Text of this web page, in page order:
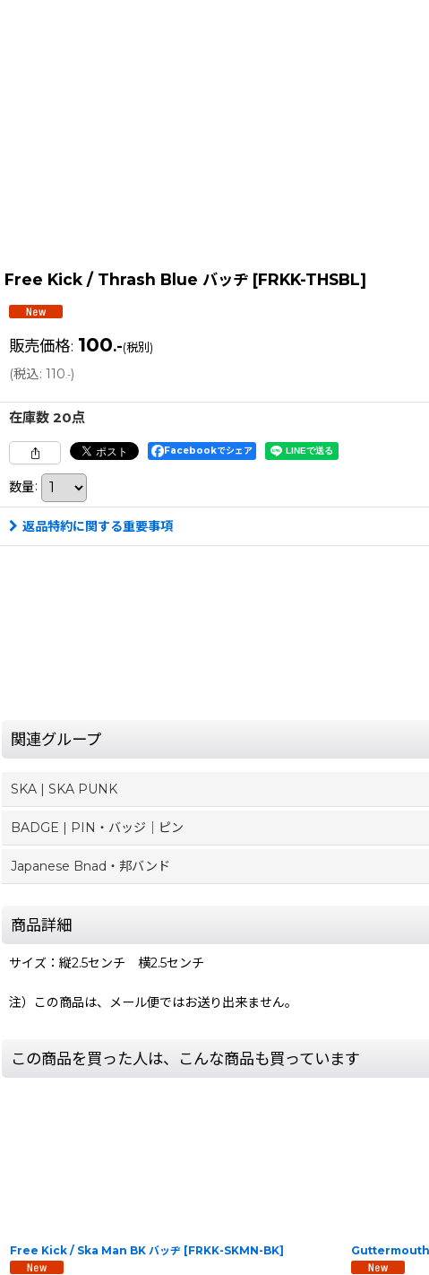
Free Kick / Thrash Blue バッヂ [FRKK-THSBL]
販売価格: 100.-(税別)
(税込: 110.-)
在庫数 20点
Facebookでシェア
数量:
返品特約に関する重要事項
関連グループ
SKA | SKA PUNK
BADGE | PIN・バッジ｜ピン
Japanese Bnad・邦バンド
商品詳細
サイズ：縦2.5センチ 横2.5センチ
注）この商品は、メール便ではお送り出来ません。
この商品を買った人は、こんな商品も買っています
Free Kick / Ska Man BK バッヂ [FRKK-SKMN-BK] Guttermouth